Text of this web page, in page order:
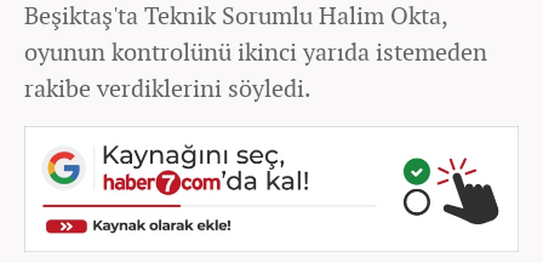
Beşiktaş'ta Teknik Sorumlu Halim Okta,
oyunun kontrolünü ikinci yarıda istemeden
rakibe verdiklerini söyledi.